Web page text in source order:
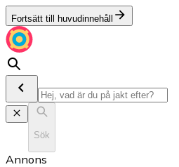
Fortsätt till huvudinnehåll
Sök
Annons